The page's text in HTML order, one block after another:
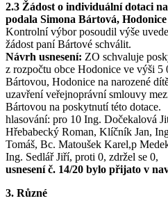
2.3 Žádost o individuální dotaci
podala Simona Bártová, Hodonice
Kontrolní výbor posoudil výše
žádost paní Bártové schválit.
Návrh usnesení: ZO schvaluje
z rozpočtu obce Hodonice ve výši
Bártovou, Hodonice na narozené
uzavření veřejnoprávní smlouvy
Bártovou na poskytnutí této dotace.
hlasování: pro 10 Ing. Dočekalová
Hřebabecký Roman, Klíčník Jan,
Tomáš, Bc. Matoušek Karel,p
Ing. Sedlář Jiří, proti 0, zdržel se 0,
usnesení č. 14/20 bylo přijato v
3. Různé